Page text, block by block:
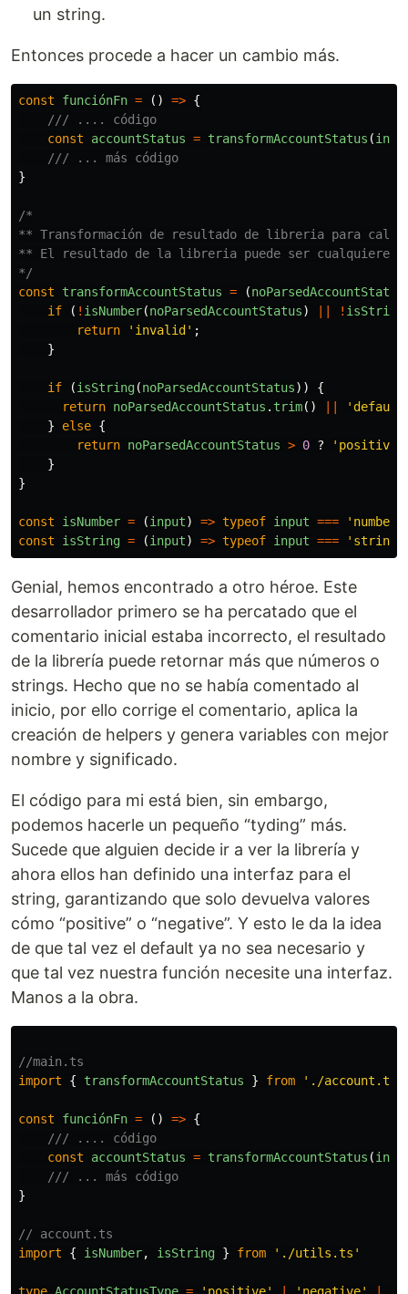
un string.
Entonces procede a hacer un cambio más.
const funciónFn = () => {
/// .... código
const
accountStatus = transformAccountStatus (
/// ... más código
}
/*
** Transformación de resultado de libreria para
** El resultado de la libreria puede ser cualquiere
*/
const
transformAccountStatus = (noParsedAccountStatus
if
( ! isNumber(noParsedAccountStatus) || ! isString
return
' invalid' ;
}
if (isString(noParsedAccountStatus))
{
return noParsedAccountStatus . trim() || ' default
}
else {
return noParsedAccountStatus > 0 ? ' positive
}
}
const isNumber = (input) => typeof input === ' number
const
isString = (input) => typeof input === ' string
Genial, hemos encontrado a otro héroe. Este
desarrollador primero se ha percatado que el
comentario inicial estaba incorrecto, el resultado
de la librería puede retornar más que números o
strings. Hecho que no se había comentado al
inicio, por ello corrige el comentario, aplica la
creación de helpers y genera variables con mejor
nombre y significado.
El código para mi está bien, sin embargo,
podemos hacerle un pequeño “tyding” más.
Sucede que alguien decide ir a ver la librería y
ahora ellos han definido una interfaz para el
string, garantizando que solo devuelva valores
cómo “positive” o “negative”. Y esto le da la idea
de que tal vez el default ya no sea necesario y
que tal vez nuestra función necesite una interfaz.
Manos a la obra.
//main.ts
import
{ transformAccountStatus } from ' ./account.ts
const funciónFn = () => {
/// .... código
const
accountStatus = transformAccountStatus (
/// ... más código
}
// account.ts
import
{ isNumber, isString } from ' ./utils.ts '
type AccountStatusType = ' positive' | ' negative' |